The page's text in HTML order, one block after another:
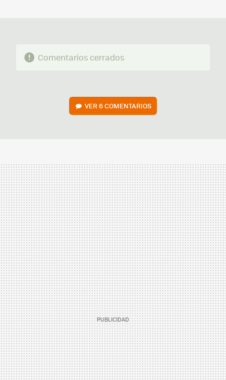
Comentarios cerrados
VER6 COMENTARIOS